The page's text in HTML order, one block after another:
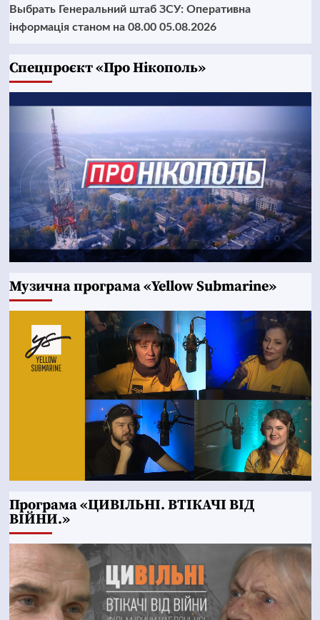
Выбрать Генеральний штаб ЗСУ: Оперативна
інформація станом на 08.00 05.08.2026
Cпецпроєкт «Про Нікополь»
Музична програма «Yellow Submarine»
Програма «ЦИВІЛЬНІ. ВТІКАЧІ ВІД
ВІЙНИ.»